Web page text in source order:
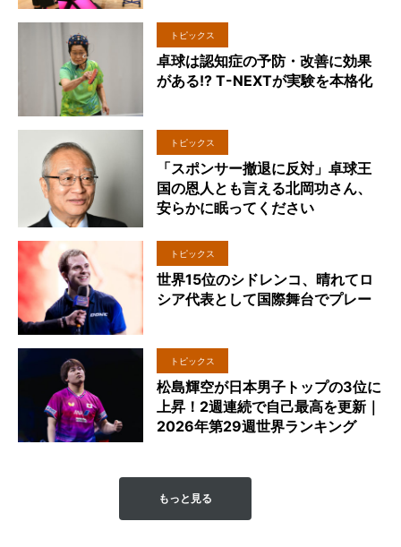
トピックス
卓球は認知症の予防・改善に効果
がある!? T-NEXTが実験を本格化
トピックス
「スポンサー撤退に反対」卓球王
国の恩人とも言える北岡功さん、
安らかに眠ってください
トピックス
世界15位のシドレンコ、晴れてロ
シア代表として国際舞台でプレー
トピックス
松島輝空が日本男子トップの3位に
上昇！2週連続で自己最高を更新｜
2026年第29週世界ランキング
もっと見る